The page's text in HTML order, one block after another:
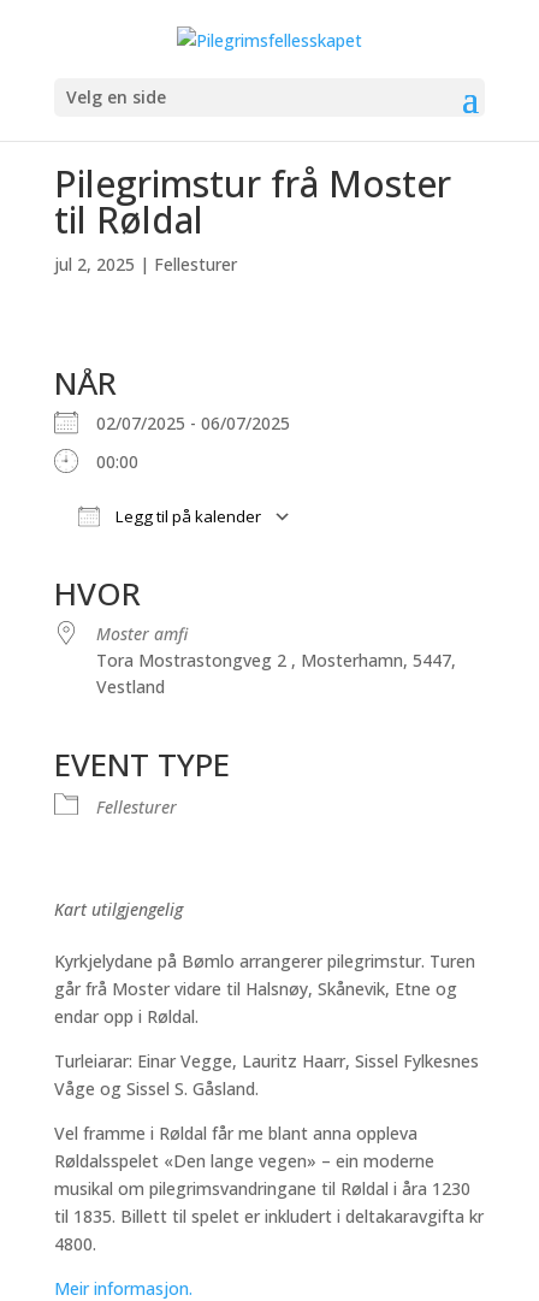
Velg en side
Pilegrimstur frå Moster
til Røldal
jul 2, 2025 | Fellesturer
NÅR
02/07/2025 - 06/07/2025
00:00
Legg til på kalender
HVOR
Moster amfi
Tora Mostrastongveg 2 , Mosterhamn, 5447,
Vestland
EVENT TYPE
Fellesturer
Kart utilgjengelig
Kyrkjelydane på Bømlo arrangerer pilegrimstur. Turen
går frå Moster vidare til Halsnøy, Skånevik, Etne og
endar opp i Røldal.
Turleiarar: Einar Vegge, Lauritz Haarr, Sissel Fylkesnes
Våge og Sissel S. Gåsland.
Vel framme i Røldal får me blant anna oppleva
Røldalsspelet «Den lange vegen» – ein moderne
musikal om pilegrimsvandringane til Røldal i åra 1230
til 1835. Billett til spelet er inkludert i deltakaravgifta kr
4800.
Meir informasjon.